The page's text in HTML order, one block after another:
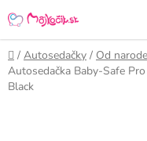
na
obsah
Domov
/ Autosedačky / Od
Autosedačka Baby-Safe
Black